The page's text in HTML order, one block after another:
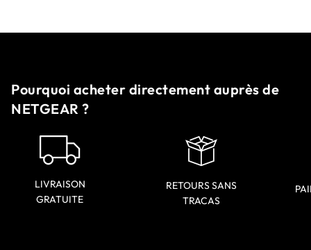
Pourquoi acheter directement auprès de
NETGEAR ?
LIVRAISON
GRATUITE
RETOURS SANS
TRACAS